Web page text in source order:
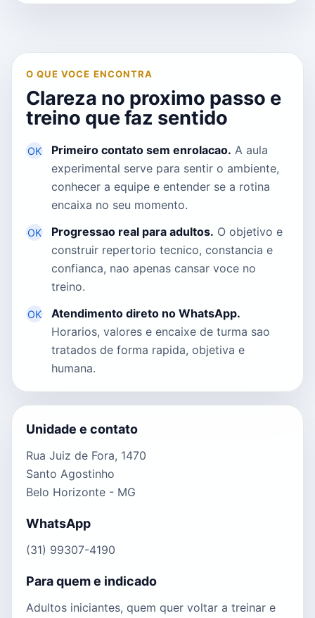
O QUE VOCE ENCONTRA
Clareza no proximo passo e
treino que faz sentido
OK Primeiro contato sem enrolacao. A aula
experimental serve para sentir o ambiente,
conhecer a equipe e entender se a rotina
encaixa no seu momento.
OK Progressao real para adultos. O objetivo e
construir repertorio tecnico, constancia e
confianca, nao apenas cansar voce no
treino.
OK
Atendimento direto no WhatsApp.
Horarios, valores e encaixe de turma sao
tratados de forma rapida, objetiva e
humana.
Unidade e contato
Rua Juiz de Fora, 1470
Santo Agostinho
Belo Horizonte - MG
WhatsApp
(31) 99307-4190
Para quem e indicado
Adultos iniciantes, quem quer voltar a treinar e